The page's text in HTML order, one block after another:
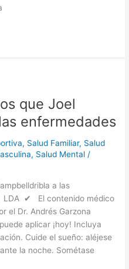
que Joel
enfermedades
, Salud Familiar, Salud
, Salud Mental /
a las
LDA ✔ El contenido médico
el Dr. Andrés Garzona
aplicar ¡hoy! Incluya
Cuide el sueño: aléjese
la noche. Sométase